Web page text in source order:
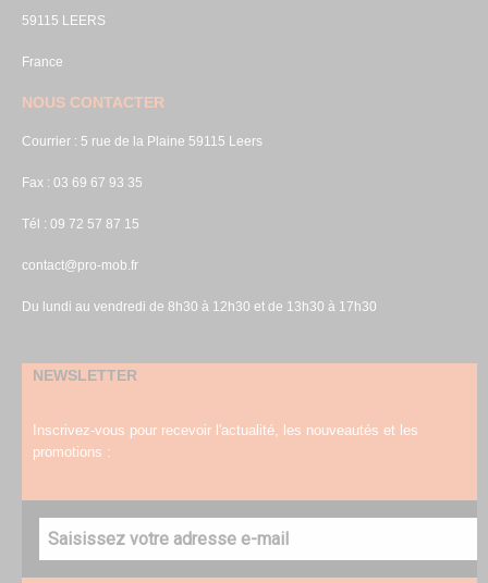
59115 LEERS
France
NOUS CONTACTER
Courrier : 5 rue de la Plaine 59115 Leers
Fax : 03 69 67 93 35
Tél : 09 72 57 87 15
contact@pro-mob.fr
Du lundi au vendredi de 8h30 à 12h30 et de 13h30 à 17h30
NEWSLETTER
Inscrivez-vous pour recevoir l'actualité, les nouveautés et les
promotions :